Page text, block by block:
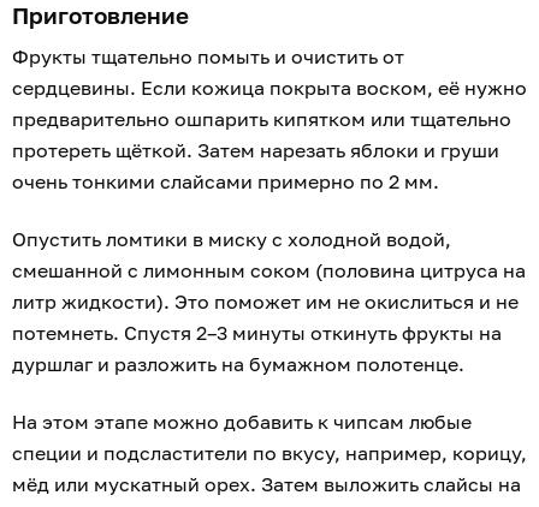
Приготовление
Фрукты тщательно помыть и очистить от
сердцевины. Если кожица покрыта воском, её нужно
предварительно ошпарить кипятком или тщательно
протереть щёткой. Затем нарезать яблоки и груши
очень тонкими слайсами примерно по 2 мм.
Опустить ломтики в миску с холодной водой,
смешанной с лимонным соком (половина цитруса на
литр жидкости). Это поможет им не окислиться и не
потемнеть. Спустя 2–3 минуты откинуть фрукты на
дуршлаг и разложить на бумажном полотенце.
На этом этапе можно добавить к чипсам любые
специи и подсластители по вкусу, например, корицу,
мёд или мускатный орех. Затем выложить слайсы на